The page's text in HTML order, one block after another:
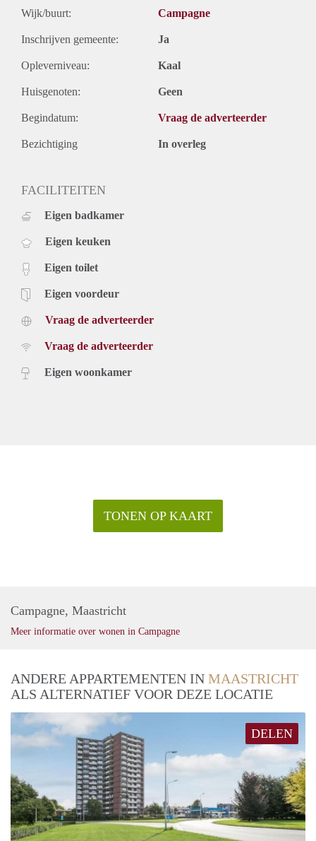
Wijk/buurt: Campagne
Inschrijven gemeente: Ja
Opleverniveau: Kaal
Huisgenoten: Geen
Begindatum: Vraag de adverteerder
Bezichtiging In overleg
FACILITEITEN
Eigen badkamer
Eigen keuken
Eigen toilet
Eigen voordeur
Vraag de adverteerder
Vraag de adverteerder
Eigen woonkamer
TONEN OP KAART
Campagne, Maastricht
Meer informatie over wonen in Campagne
ANDERE APPARTEMENTEN IN MAASTRICHT
ALS ALTERNATIEF VOOR DEZE LOCATIE
DELEN